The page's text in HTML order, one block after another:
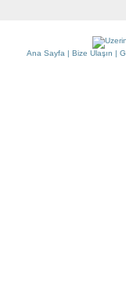
Ana Sayfa | Bize Ulaşın |